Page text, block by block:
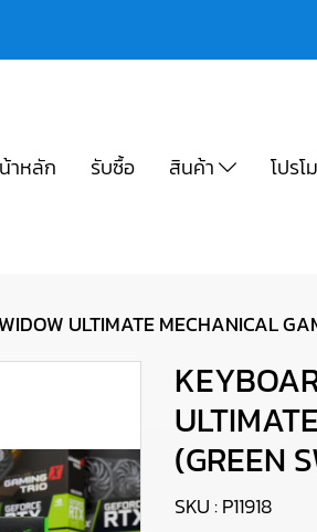
าหลัก รับซื้อ สินค้า โปรโ
ULTIMATE MECHANICAL
(GREEN
SKU : P11918